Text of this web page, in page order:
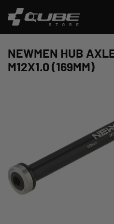
NEWMEN HUB
M12X1.0 (169MM)